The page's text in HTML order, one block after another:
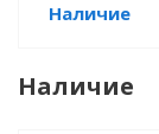
Наличие
Наличие